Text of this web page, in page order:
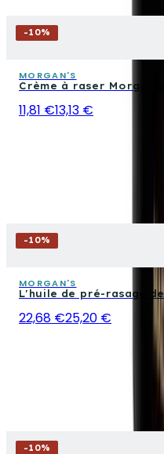
-10%
MORGAN'S
Crème à raser Morgan
11,81 €13,13 €
-10%
MORGAN'S
L'huile de pré-rasage
22,68 €25,20 €
-10%